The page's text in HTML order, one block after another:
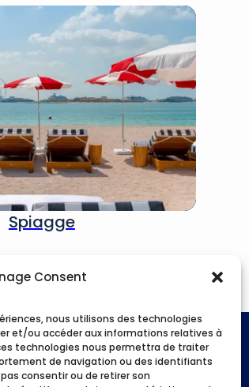
Consent
nous utilisons des technologies
et/ou accéder aux informations relatives à
technologies nous permettra de traiter
de navigation ou des identifiants
consentir ou de retirer son
Spiagge
di pagamento